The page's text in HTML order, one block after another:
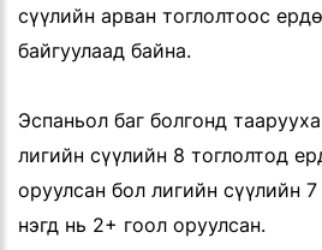
сүүлийн арван тоглолтоос
байгуулаад байна.
Эспаньол баг болгонд
лигийн сүүлийн 8 тоглолтод
оруулсан бол лигийн сүүлийн
нэгд нь 2+ гоол оруулсан.